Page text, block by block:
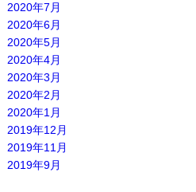
2020年7月
2020年6月
2020年5月
2020年4月
2020年3月
2020年2月
2020年1月
2019年12月
2019年11月
2019年9月